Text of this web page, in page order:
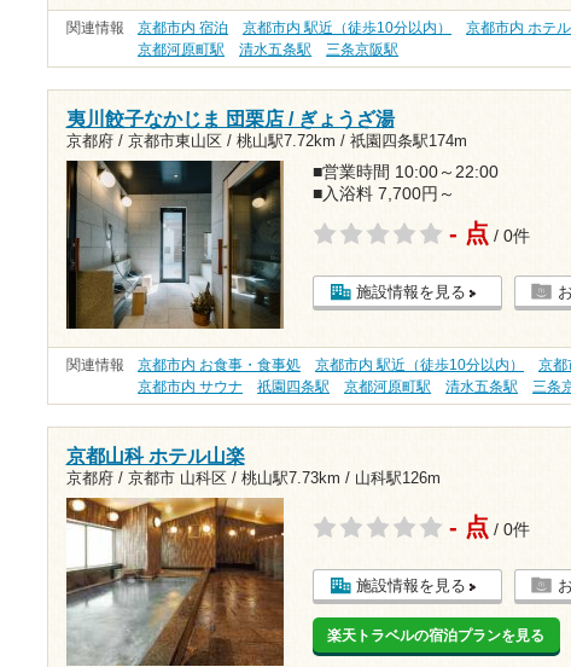
関連情報 京都市内 宿泊 京都市内 駅近（徒歩10分以内） 京都市内 ホテル
京都河原町駅
清水五条駅 三条京阪駅
夷川餃子なかじま 団栗店 / ぎょうざ湯
京都府 / 京都市東山区 / 桃山駅7.72km / 祇園四条駅174m
■営業時間 10:00～22:00
■入浴料 7,700円～
- 点 / 0件
施設情報を見る
関連情報 京都市内 お食事・食事処 京都市内 駅近（徒歩10分以内）
京都
京都市内 サウナ
祇園四条駅 京都河原町駅 清水五条駅 三条
京都山科 ホテル山楽
京都府 / 京都市 山科区 / 桃山駅7.73km / 山科駅126m
- 点 / 0件
施設情報を見る
楽天トラベルの宿泊プランを見る